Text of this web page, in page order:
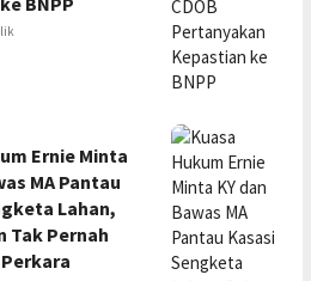
Ernie Minta
MA Pantau
Lahan,
Tak Pernah